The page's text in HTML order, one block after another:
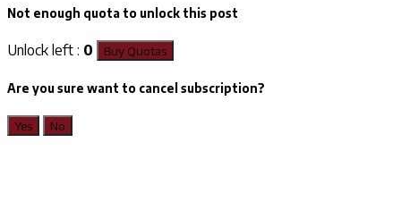
Not enough quota to unlock this post
Unlock left : 0 Buy Quotas
Are you sure want to cancel subscription?
Yes No